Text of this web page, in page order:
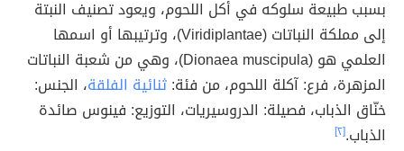
بسبب طبيعة سلوكه في أكل اللحوم، ويعود تصنيف النبتة
إلى مملكة النباتات (Viridiplantae)، وترتيبها أو اسمها
العلمي هو (Dionaea muscipula)، وهي من شعبة النباتات
المزهرة، فرع: آكلة اللحوم، من فئة:ثنائية الفلقة، الجنس:
خنّاق الذباب، فصيلة: الدروسيريات، التوزيع: فينوس صائدة
الذباب.[٢]